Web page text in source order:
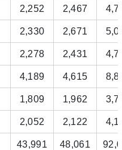
2,252 2,467
2,330 2,671
2,278 2,431
4,189 4,615
1,809 1,962
2,052 2,122
43,991 48,061